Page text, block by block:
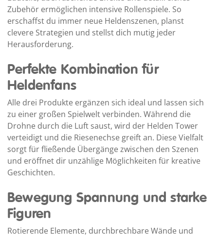
Zubehör ermöglichen intensive Rollenspiele. So
erschaffst du immer neue Heldenszenen, planst
clevere Strategien und stellst dich mutig jeder
Herausforderung.
Perfekte Kombination für
Heldenfans
Alle drei Produkte ergänzen sich ideal und lassen sich
zu einer großen Spielwelt verbinden. Während die
Drohne durch die Luft saust, wird der Helden Tower
verteidigt und die Riesenechse greift an. Diese Vielfalt
sorgt für fließende Übergänge zwischen den Szenen
und eröffnet dir unzählige Möglichkeiten für kreative
Geschichten.
Bewegung Spannung und starke
Figuren
Rotierende Elemente, durchbrechbare Wände und